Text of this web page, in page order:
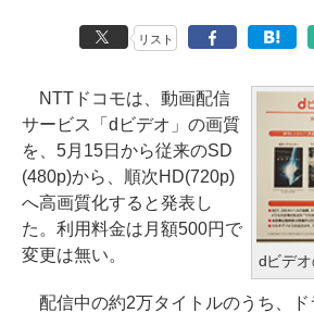
リスト
dビデ
NTTドコモは、動画配信
サービス「dビデオ」の画質
を、5月15日から従来のSD
(480p)から、順次HD(720p)
へ高画質化すると発表し
た。利用料金は月額500円で
変更は無い。
配信中の約2万タイトルのうち、ド